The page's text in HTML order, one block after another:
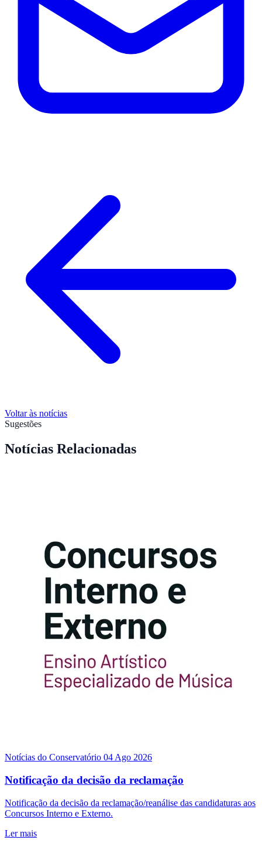
Voltar às notícias
Sugestões
Notícias Relacionadas
Notícias do Conservatório 04 Ago 2026
Notificação da decisão da reclamação
Notificação da decisão da reclamação/reanálise das candidaturas aos
Concursos Interno e Externo.
Ler mais